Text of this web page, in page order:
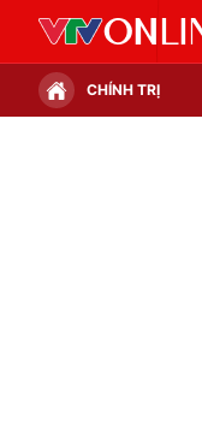
CHÍNH TRỊ